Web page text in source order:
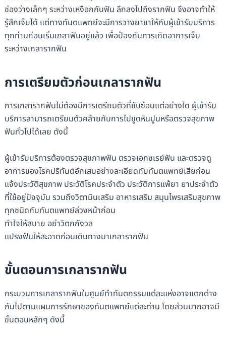
ช่องว่างเล็กๆ ระหว่างเหงือกกับฟัน ลึกลงไปถึงรากฟัน จึงอาจทำให้
รู้สึกเจ็บได้ แต่ทางทันตแพทย์จะมีการวางยาชาให้กับผู้เข้ารับบริการ
ทุกท่านก่อนเริ่มเกลาฟันอยู่แล้ว เพื่อป้องกันการเกิดอาการเจ็บ
ระหว่างเกลารากฟัน
การเตรียมตัวก่อนเกลารากฟัน
การเกลารากฟันไม่ต้องมีการเตรียมตัวที่ซับซ้อนแต่อย่างใด ผู้เข้ารับ
บริการสามารถเตรียมตัวคล้ายกับการไปขูดหินปูนหรือตรวจสุขภาพ
ฟันทั่วไปได้เลย ดังนี้
ผู้เข้ารับบริการต้องตรวจสุขภาพฟัน ตรวจเอกซเรย์ฟัน และตรวจดู
อาการของโรคปริทันต์อักเสบอย่างละเอียดกับทันตแพทย์เสียก่อน
แจ้งประวัติสุขภาพ ประวัติโรคประจำตัว ประวัติการแพ้ยา ยาประจำตัว
ที่ใช้อยู่ปัจจุบัน รวมถึงวิตามินเสริม อาหารเสริม สมุนไพรเสริมสุขภาพ
ทุกชนิดกับทันตแพทย์ล่วงหน้าก่อน
ทำใจให้สบาย อย่าวิตกกังวล
แปรงฟันให้สะอาดก่อนเดินทางมาเกลารากฟัน
ขั้นตอนการเกลารากฟัน
กระบวนการเกลารากฟันในศูนย์ทำทันตกรรมแต่ละแห่งอาจแตกต่าง
กันไปตามแผนการรักษาของทันตแพทย์แต่ละท่าน โดยส่วนมากอาจมี
ขั้นตอนหลักๆ ดังนี้